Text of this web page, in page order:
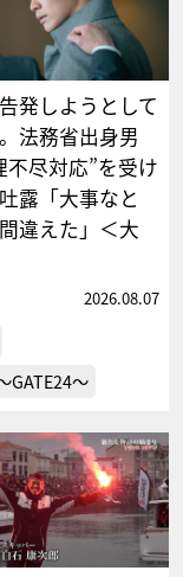
発しようとして
法務省出身男
不尽対応”を受け
露「大事なと
違えた」＜大
2026.08.07
GATE24～